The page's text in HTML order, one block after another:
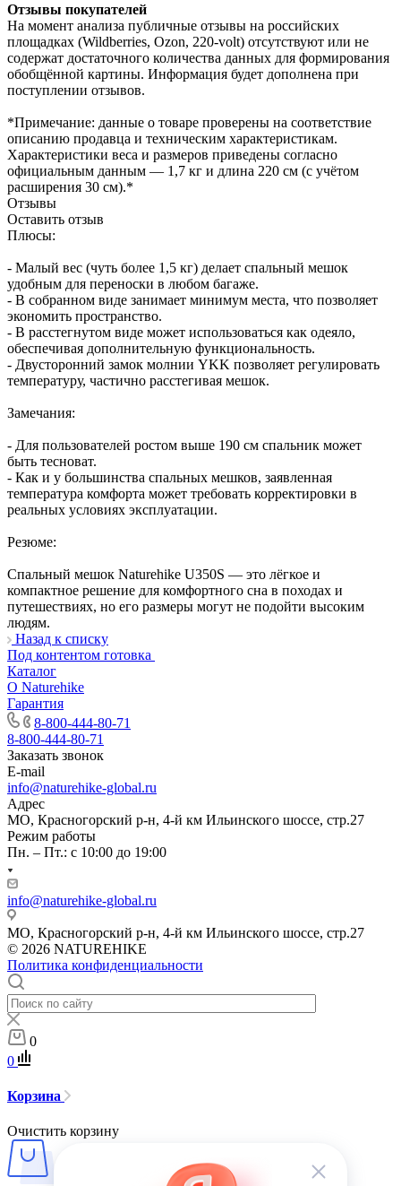
Отзывы покупателей
На момент анализа публичные отзывы на российских
площадках (Wildberries, Ozon, 220-volt) отсутствуют или не
содержат достаточного количества данных для формирования
обобщённой картины. Информация будет дополнена при
поступлении отзывов.
*Примечание: данные о товаре проверены на соответствие
описанию продавца и техническим характеристикам.
Характеристики веса и размеров приведены согласно
официальным данным — 1,7 кг и длина 220 см (с учётом
расширения 30 см).*
Отзывы
Оставить отзыв
Плюсы:
- Малый вес (чуть более 1,5 кг) делает спальный мешок
удобным для переноски в любом багаже.
- В собранном виде занимает минимум места, что позволяет
экономить пространство.
- В расстегнутом виде может использоваться как одеяло,
обеспечивая дополнительную функциональность.
- Двусторонний замок молнии YKK позволяет регулировать
температуру, частично расстегивая мешок.
Замечания:
- Для пользователей ростом выше 190 см спальник может
быть тесноват.
- Как и у большинства спальных мешков, заявленная
температура комфорта может требовать корректировки в
реальных условиях эксплуатации.
Резюме:
Спальный мешок Naturehike U350S — это лёгкое и
компактное решение для комфортного сна в походах и
путешествиях, но его размеры могут не подойти высоким
людям.
Назад к списку
Под контентом готовка
Каталог
О Naturehike
Гарантия
8-800-444-80-71
8-800-444-80-71
Заказать звонок
E-mail
info@naturehike-global.ru
Адрес
МО, Красногорский р-н, 4-й км Ильинского шоссе, стр.27
Режим работы
Пн. – Пт.: с 10:00 до 19:00
info@naturehike-global.ru
МО, Красногорский р-н, 4-й км Ильинского шоссе, стр.27
© 2026 NATUREHIKE
Политика конфиденциальности
0
0
Корзина
Очистить корзину